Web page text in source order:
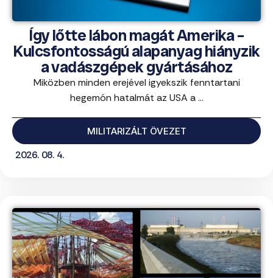
Így lőtte lábon magát Amerika –
Kulcsfontosságú alapanyag hiányzik
a vadászgépek gyártásához
Miközben minden erejével igyekszik fenntartani
hegemón hatalmát az USA a ...
MILITARIZÁLT ÖVEZET
2026. 08. 4.